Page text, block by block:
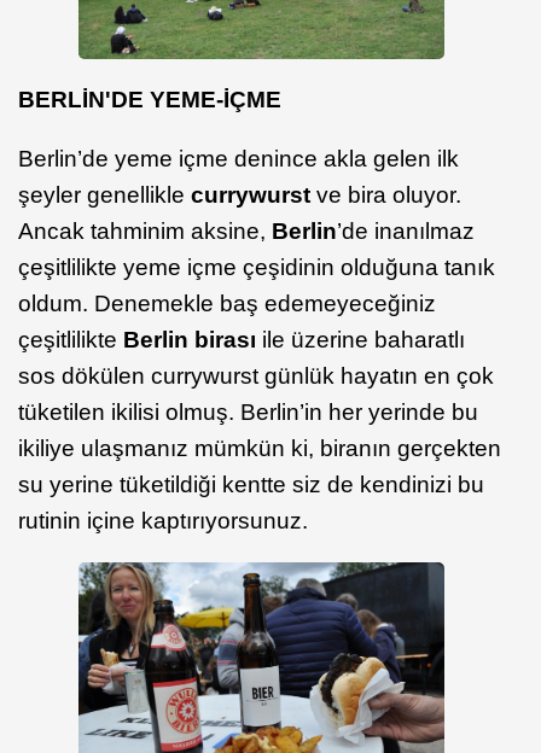
BERLİN'DE YEME-İÇME
Berlin’de yeme içme denince akla gelen ilk
şeyler genellikle currywurst ve bira oluyor.
Ancak tahminim aksine, Berlin’de inanılmaz
çeşitlilikte yeme içme çeşidinin olduğuna tanık
oldum. Denemekle baş edemeyeceğiniz
çeşitlilikte Berlin birası ile üzerine baharatlı
sos dökülen currywurst günlük hayatın en çok
tüketilen ikilisi olmuş. Berlin’in her yerinde bu
ikiliye ulaşmanız mümkün ki, biranın gerçekten
su yerine tüketildiği kentte siz de kendinizi bu
rutinin içine kaptırıyorsunuz.